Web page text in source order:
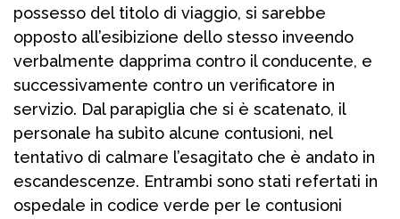
possesso del titolo di viaggio, si sarebbe
opposto all’esibizione dello stesso inveendo
verbalmente dapprima contro il conducente, e
successivamente contro un verificatore in
servizio. Dal parapiglia che si è scatenato, il
personale ha subìto alcune contusioni, nel
tentativo di calmare l’esagitato che è andato in
escandescenze. Entrambi sono stati refertati in
ospedale in codice verde per le contusioni